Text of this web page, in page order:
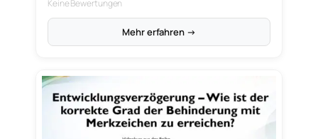
Keine Bewertungen
Mehr erfahren →